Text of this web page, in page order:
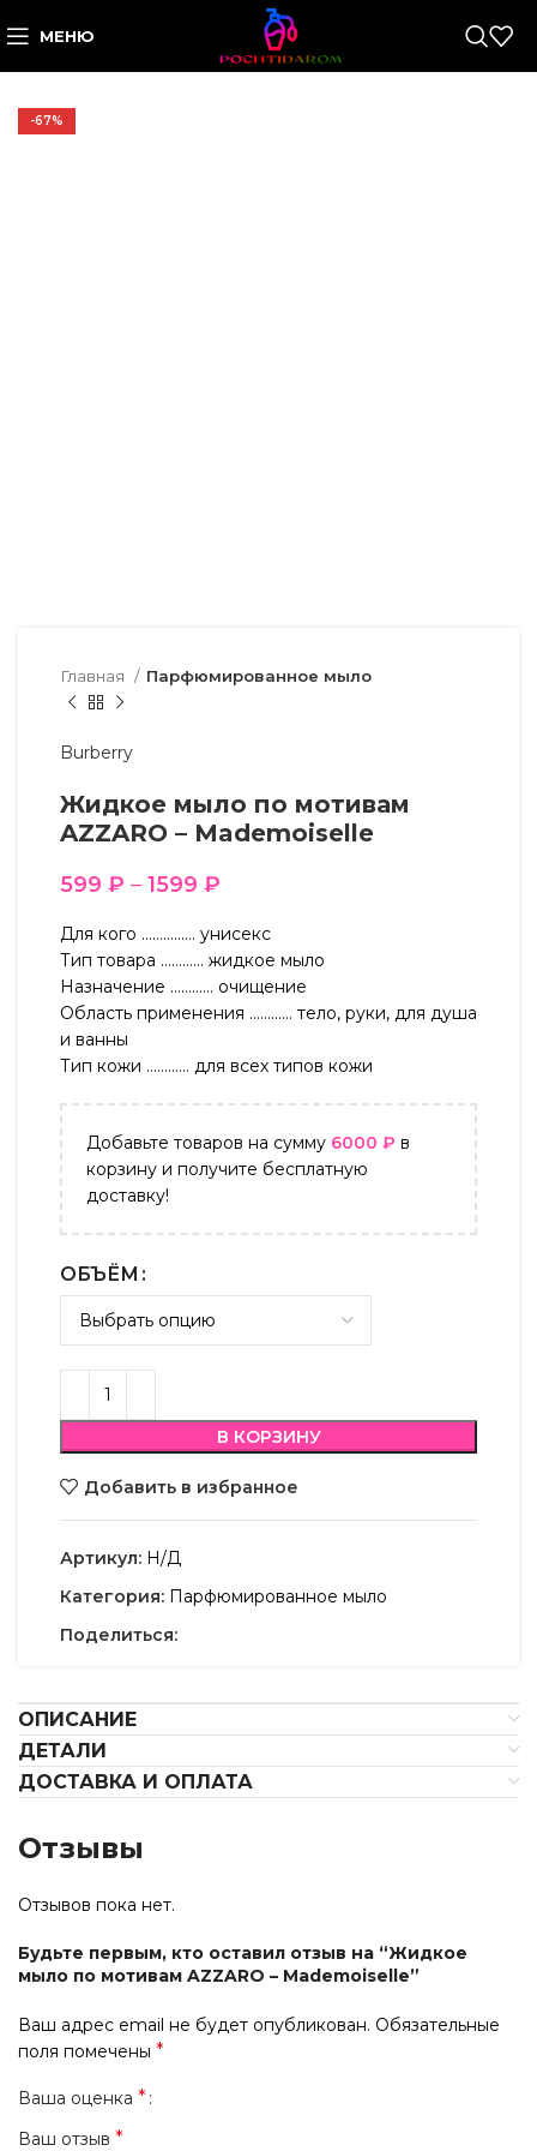
МЕНЮ
-67%
Главная Парфюмированное мыло
Burberry
Жидкое мыло по мотивам
AZZARO – Mademoiselle
599 ₽ – 1599 ₽
Для кого …………… унисекс
Тип товара ………… жидкое мыло
Назначение ………… очищение
Область применения ………… тело, руки, для душа
и ванны
Тип кожи ………… для всех типов кожи
Добавьте товаров на сумму 6000 ₽ в
корзину и получите бесплатную
доставку!
ОБЪЁМ
В КОРЗИНУ
Добавить в избранное
Артикул: Н/Д
Категория: Парфюмированное мыло
Поделиться:
ОПИСАНИЕ
ДЕТАЛИ
ДОСТАВКА И ОПЛАТА
Отзывы
Отзывов пока нет.
Будьте первым, кто оставил отзыв на “Жидкое
мыло по мотивам AZZARO – Mademoiselle”
Ваш адрес email не будет опубликован. Обязательные
поля помечены *
Ваша оценка *
Ваш отзыв *